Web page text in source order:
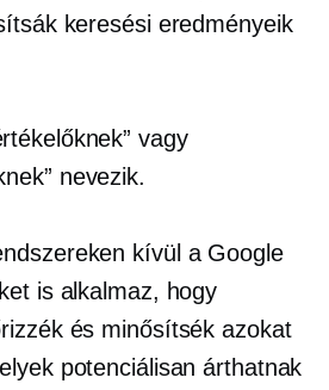
keresési eredményeik
vagy
nevezik.
kívül a Google
is alkalmaz, hogy
és minősítsék azokat
potenciálisan árthatnak